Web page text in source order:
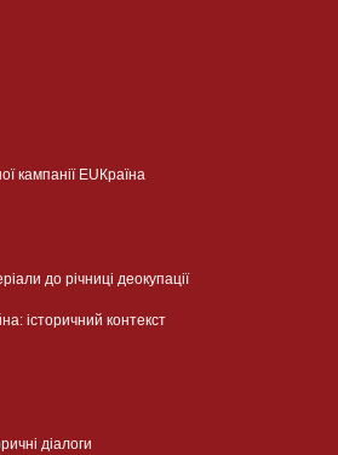
кампанії EUКраїна
до річниці деокупації
історичний контекст
діалоги